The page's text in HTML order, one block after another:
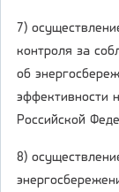
7)
контроля за
об
эффективности
Российской
8)